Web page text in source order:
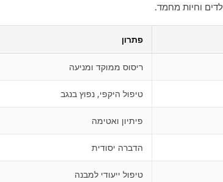
וחיות מחמד.
פתרון
ריסוס ממוקד ומניעה
טיפול היקפי, נפוץ בנגב
פיתיון ואטימה
הדברה יסודית
טיפול ייעודי למבנה